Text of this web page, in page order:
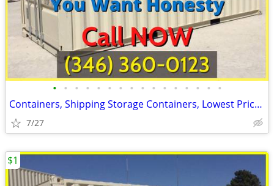
• • • • • • • • • • • • • • • •
Containers, Shipping Storage Containers, Lowest Price Now!
7/27
$1